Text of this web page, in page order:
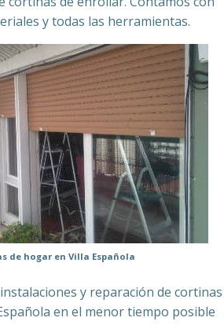
y todas las herramientas.
de hogar en Villa Española
y reparación de cortinas
en el menor tiempo posible